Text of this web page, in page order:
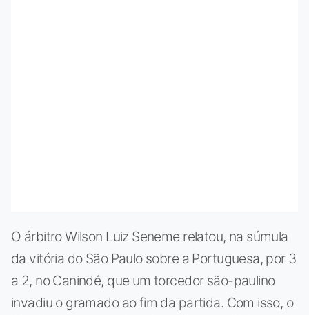
O árbitro Wilson Luiz Seneme relatou, na súmula
da vitória do São Paulo sobre a Portuguesa, por 3
a 2, no Canindé, que um torcedor são-paulino
invadiu o gramado ao fim da partida. Com isso, o